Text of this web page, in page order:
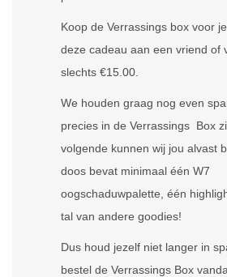
Koop de Verrassings box voor
deze cadeau aan een vriend of
slechts €15.00.
We houden graag nog even
precies in de Verrassings Box
volgende kunnen wij jou alvast
doos bevat minimaal één W7
oogschaduwpalette, één
tal van andere goodies!
Dus houd jezelf niet langer in
bestel de Verrassings Box